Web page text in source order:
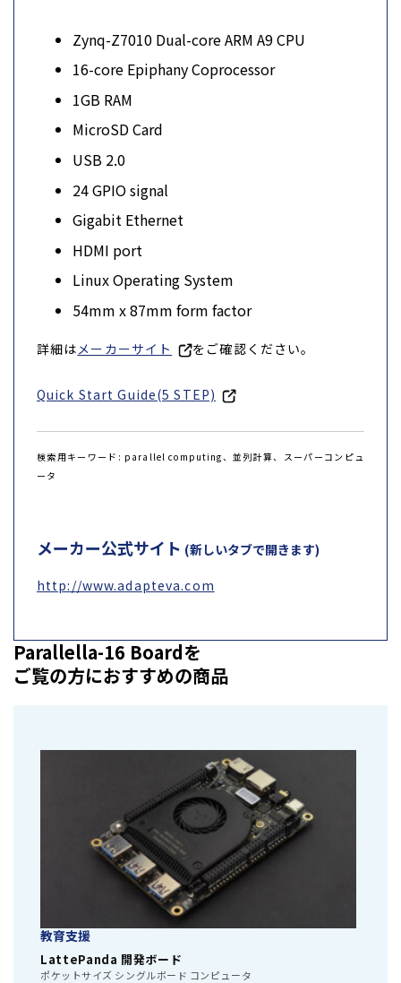
Zynq-Z7010 Dual-core ARM A9 CPU
16-core Epiphany Coprocessor
1GB RAM
MicroSD Card
USB 2.0
24 GPIO signal
Gigabit Ethernet
HDMI port
Linux Operating System
54mm x 87mm form factor
詳細は メーカーサイト をご確認ください。
Quick Start Guide(5 STEP)
検索用キーワード: parallel computing、並列計算、スーパーコンピュ
ータ
メーカー公式サイト (新しいタブで開きます)
http://www.adapteva.com
Parallella-16 Boardを
ご覧の方におすすめの商品
教育支援
LattePanda 開発ボード
ポケットサイズ シングルボード コンピュータ